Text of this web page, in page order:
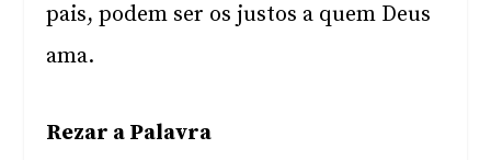
pais, podem ser os justos a quem Deus
ama.
Rezar a Palavra